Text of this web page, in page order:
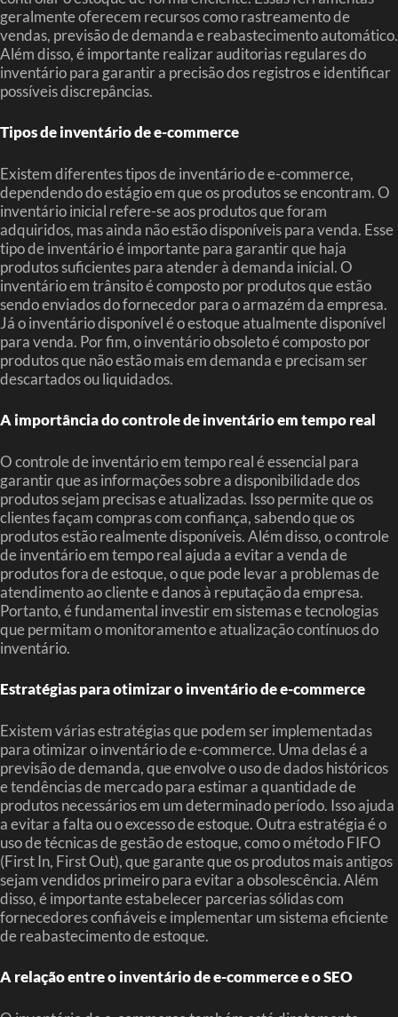
geralmente oferecem recursos como rastreamento de
vendas, previsão de demanda e reabastecimento automático.
Além disso, é importante realizar auditorias regulares do
inventário para garantir a precisão dos registros e identificar
possíveis discrepâncias.
Tipos de inventário de e-commerce
Existem diferentes tipos de inventário de e-commerce,
dependendo do estágio em que os produtos se encontram. O
inventário inicial refere-se aos produtos que foram
adquiridos, mas ainda não estão disponíveis para venda. Esse
tipo de inventário é importante para garantir que haja
produtos suficientes para atender à demanda inicial. O
inventário em trânsito é composto por produtos que estão
sendo enviados do fornecedor para o armazém da empresa.
Já o inventário disponível é o estoque atualmente disponível
para venda. Por fim, o inventário obsoleto é composto por
produtos que não estão mais em demanda e precisam ser
descartados ou liquidados.
A importância do controle de inventário em tempo real
O controle de inventário em tempo real é essencial para
garantir que as informações sobre a disponibilidade dos
produtos sejam precisas e atualizadas. Isso permite que os
clientes façam compras com confiança, sabendo que os
produtos estão realmente disponíveis. Além disso, o controle
de inventário em tempo real ajuda a evitar a venda de
produtos fora de estoque, o que pode levar a problemas de
atendimento ao cliente e danos à reputação da empresa.
Portanto, é fundamental investir em sistemas e tecnologias
que permitam o monitoramento e atualização contínuos do
inventário.
Estratégias para otimizar o inventário de e-commerce
Existem várias estratégias que podem ser implementadas
para otimizar o inventário de e-commerce. Uma delas é a
previsão de demanda, que envolve o uso de dados históricos
e tendências de mercado para estimar a quantidade de
produtos necessários em um determinado período. Isso ajuda
a evitar a falta ou o excesso de estoque. Outra estratégia é o
uso de técnicas de gestão de estoque, como o método FIFO
(First In, First Out), que garante que os produtos mais antigos
sejam vendidos primeiro para evitar a obsolescência. Além
disso, é importante estabelecer parcerias sólidas com
fornecedores confiáveis e implementar um sistema eficiente
de reabastecimento de estoque.
A relação entre o inventário de e-commerce e o SEO